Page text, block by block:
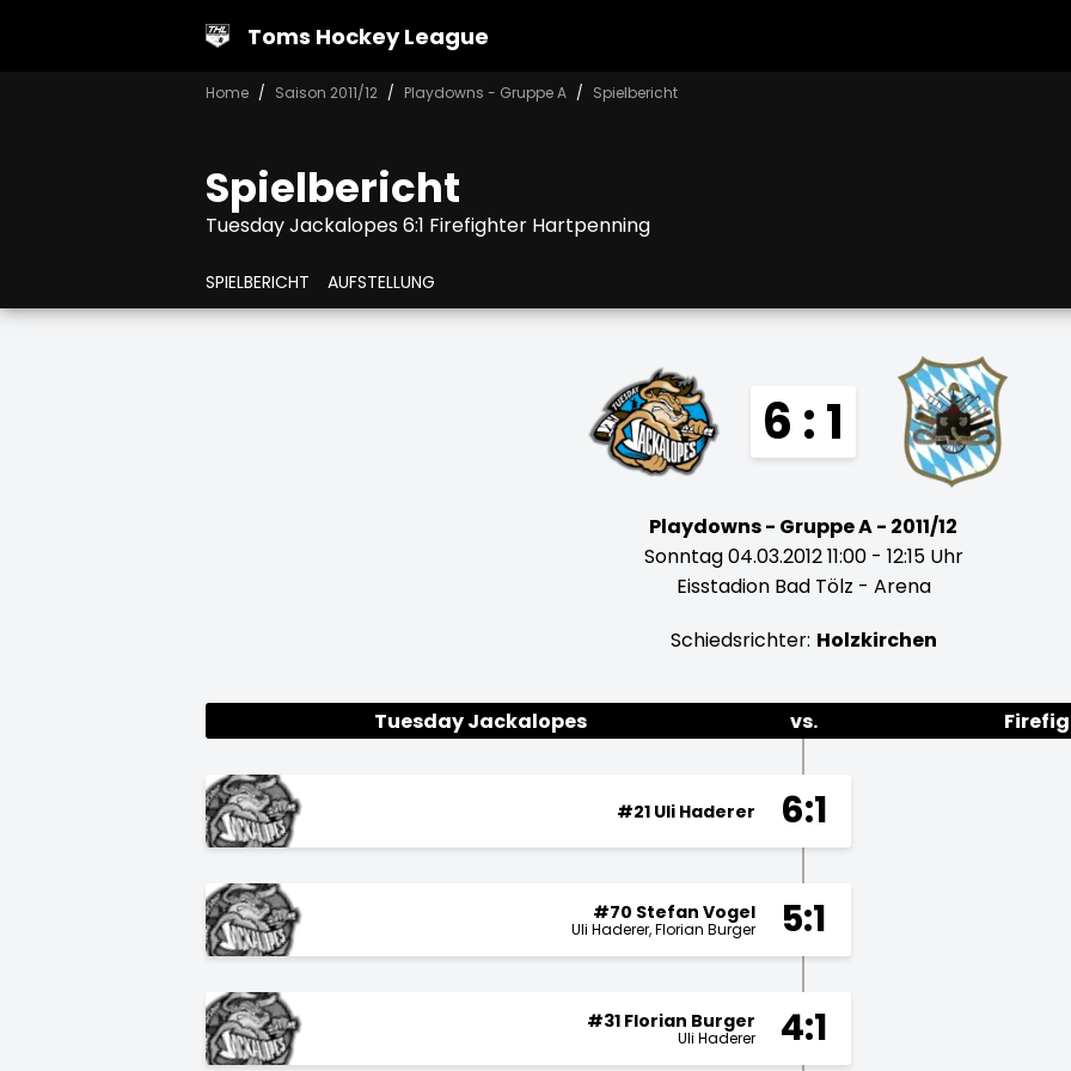
Toms Hockey League
Home Saison 2011/12 Playdowns - Gruppe A Spielbericht
Spielbericht
Tuesday Jackalopes 6:1 Firefighter Hartpenning
SPIELBERICHT AUFSTELLUNG
6 : 1
Playdowns - Gruppe A - 2011/12
Sonntag 04.03.2012 11:00 - 12:15 Uhr
Eisstadion Bad Tölz - Arena
Schiedsrichter: Holzkirchen
Tuesday Jackalopes vs.
6:1
#21 Uli Haderer
5:1
#70 Stefan Vogel
Uli Haderer Florian Burger
4:1
#31 Florian Burger
Uli Haderer